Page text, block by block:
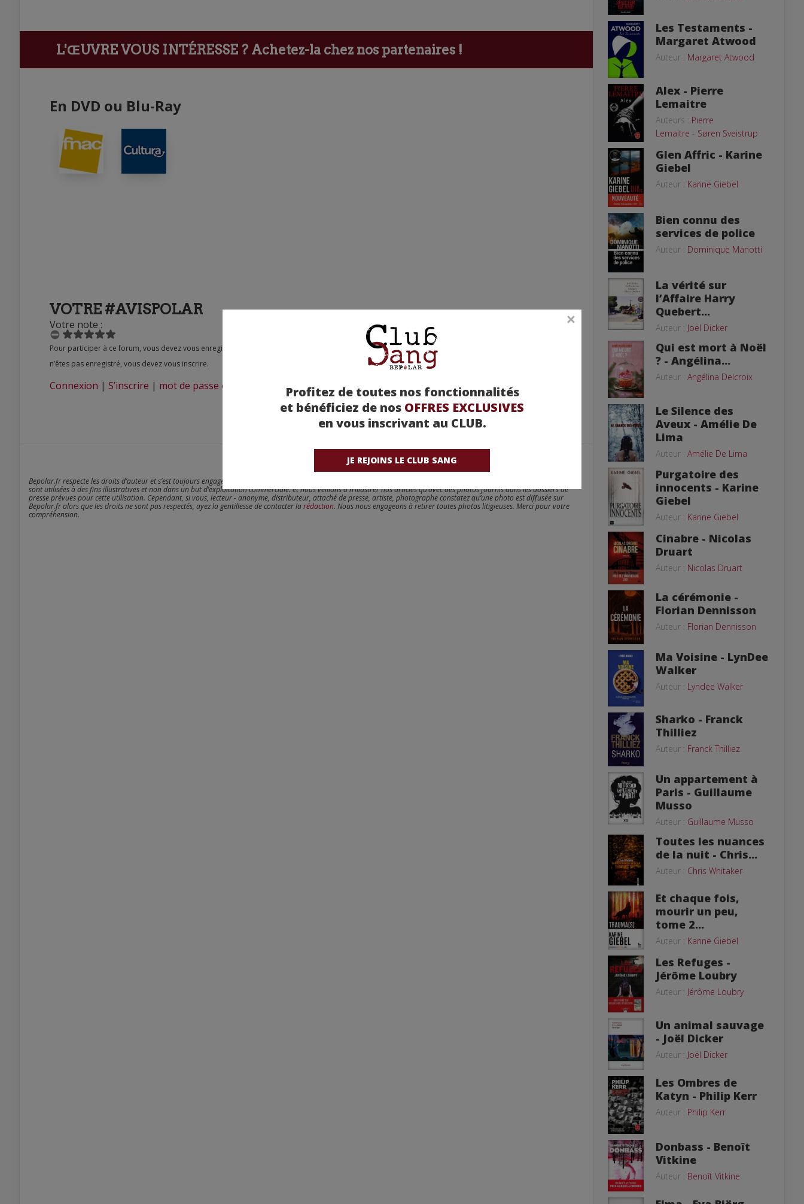
Profitez de toutes nos fonctionnalités
et bénéficiez de nos OFFRES EXCLUSIVES
en vous inscrivant au CLUB.
JE REJOINS LE CLUB SANG
L'ŒUVRE VOUS INTÉRESSE ? Achetez-la chez nos partenaires !
En DVD ou Blu-Ray
VOTRE #AVISPOLAR
Votre note :
Pour participer à ce forum, vous devez vous enregistrer au préalable. Merci d’indiquer ci-dessous l’identifiant personnel qui vous a été fourni. Si vous
n’êtes pas enregistré, vous devez vous inscrire.
Connexion | S’inscrire | mot de passe oublié ?
Bepolar.fr respecte les droits d’auteur et s’est toujours engagé à être rigoureux sur ce point, dans le respect du travail des artistes que nous cherchons à valoriser. Les photos
sont utilisées à des fins illustratives et non dans un but d’exploitation commerciale. et nous veillons à n’illustrer nos articles qu’avec des photos fournis dans les dossiers de
presse prévues pour cette utilisation. Cependant, si vous, lecteur - anonyme, distributeur, attaché de presse, artiste, photographe constatez qu’une photo est diffusée sur
Bepolar.fr alors que les droits ne sont pas respectés, ayez la gentillesse de contacter larédaction. Nous nous engageons à retirer toutes photos litigieuses. Merci pour votre
compréhension.
Les Testaments -
Margaret Atwood
Auteur : Margaret Atwood
Alex - Pierre
Lemaitre
Auteurs : Pierre
Lemaitre - Søren Sveistrup
Glen Affric - Karine
Giebel
Auteur : Karine Giebel
Bien connu des
services de police
Auteur : Dominique Manotti
La vérité sur
l’Affaire Harry
Quebert...
Auteur : Joël Dicker
Qui est mort à Noël
? - Angélina...
Auteur : Angélina Delcroix
Le Silence des
Aveux - Amélie De
Lima
Auteur : Amélie De Lima
Purgatoire des
innocents - Karine
Giebel
Auteur : Karine Giebel
Cinabre - Nicolas
Druart
Auteur : Nicolas Druart
La cérémonie -
Florian Dennisson
Auteur : Florian Dennisson
Ma Voisine - LynDee
Walker
Auteur : Lyndee Walker
Sharko - Franck
Thilliez
Auteur : Franck Thilliez
Un appartement à
Paris - Guillaume
Musso
Auteur : Guillaume Musso
Toutes les nuances
de la nuit - Chris...
Auteur : Chris Whitaker
Et chaque fois,
mourir un peu,
tome 2...
Auteur : Karine Giebel
Les Refuges -
Jérôme Loubry
Auteur : Jérôme Loubry
Un animal sauvage
- Joël Dicker
Auteur : Joël Dicker
Les Ombres de
Katyn - Philip Kerr
Auteur : Philip Kerr
Donbass - Benoît
Vitkine
Auteur : Benoît Vitkine